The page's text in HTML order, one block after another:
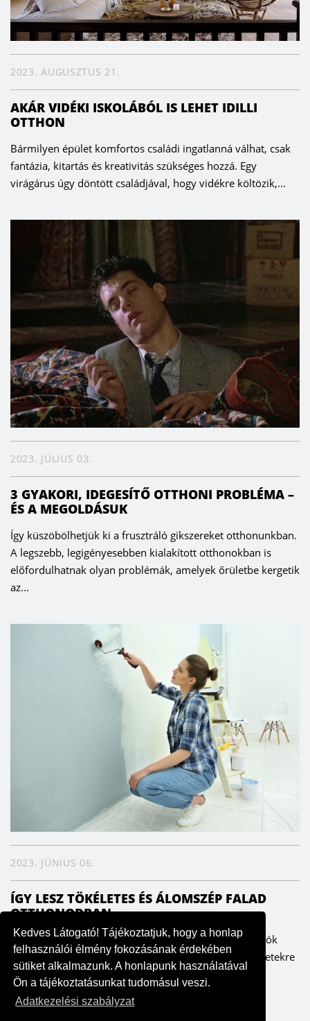
Kedves Látogató! Tájékoztatjuk, hogy a honlap
felhasználói élmény fokozásának érdekében
sütiket alkalmazunk. A honlapunk használatával
Ön a tájékoztatásunkat tudomásul veszi.
Adatkezelési szabályzat
2023. AUGUSZTUS 21.
AKÁR VIDÉKI ISKOLÁBÓL IS LEHET IDILLI
OTTHON
Bármilyen épület komfortos családi ingatlanná válhat, csak
fantázia, kitartás és kreativitás szükséges hozzá. Egy
virágárus úgy döntött családjával, hogy vidékre költözik,...
2023. JÚLIUS 03.
3 GYAKORI, IDEGESÍTŐ OTTHONI PROBLÉMA –
ÉS A MEGOLDÁSUK
Így küszöbölhetjük ki a frusztráló gikszereket otthonunkban.
A legszebb, legigényesebben kialakított otthonokban is
előfordulhatnak olyan problémák, amelyek őrületbe kergetik
az...
2023. JÚNIUS 06.
ÍGY LESZ TÖKÉLETES ÉS ÁLOMSZÉP FALAD
OTTHONODBAN
A falak meghatározzák az enteriőrt, ezáltal pedig a lakók
hangulatát is. Fontos ezért, hogy odafigyeljünk a részletekre
– szerencsére költség- és időhatékonyan is ki lehet...